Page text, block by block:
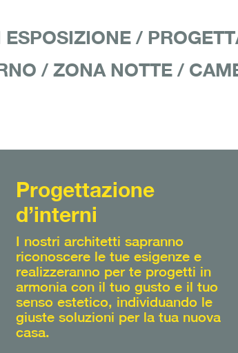
ESPOSIZIONE /
/ ZONA NOTTE /
Progettazione
d’interni
I nostri architetti sapranno
riconoscere le tue esigenze e
realizzeranno per te progetti in
armonia con il tuo gusto e il tuo
senso estetico, individuando le
giuste soluzioni per la tua nuova
casa.